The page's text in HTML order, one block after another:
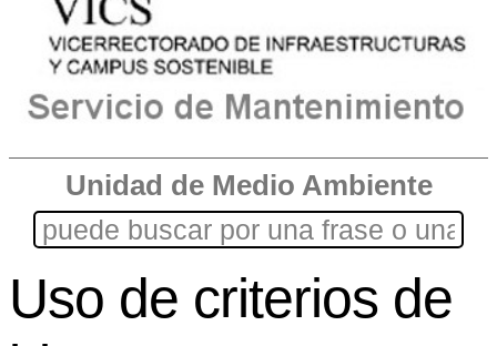
Unidad de Medio Ambiente
Uso de criterios de